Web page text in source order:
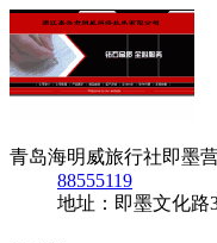
青岛海明威旅行社即墨
88555119
地址：即墨文化路